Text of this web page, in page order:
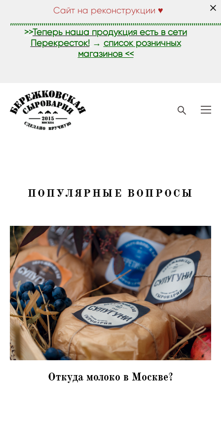
Сайт на реконструкции ♥
>>Теперь наша продукция есть в сети
Перекресток! → список розничных
магазинов <<
ПОПУЛЯРНЫЕ ВОПРОСЫ
Откуда молоко в Москве?